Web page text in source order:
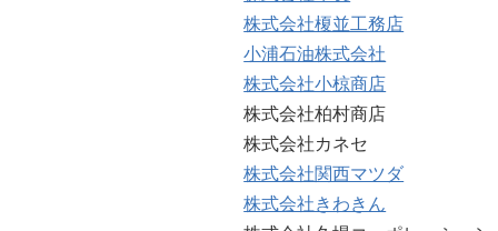
株式会社榎並工務店
小浦石油株式会社
株式会社小椋商店
株式会社柏村商店
株式会社カネセ
株式会社関西マツダ
株式会社きわきん